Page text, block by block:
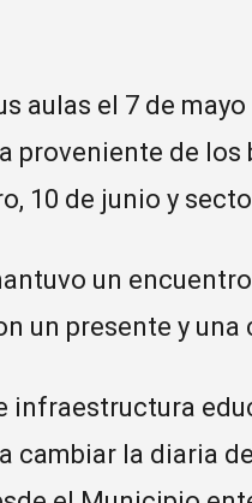
aulas el 7 de
proveniente de los
10 de junio y
un
un presente y una
infraestructura
cambiar la diaria